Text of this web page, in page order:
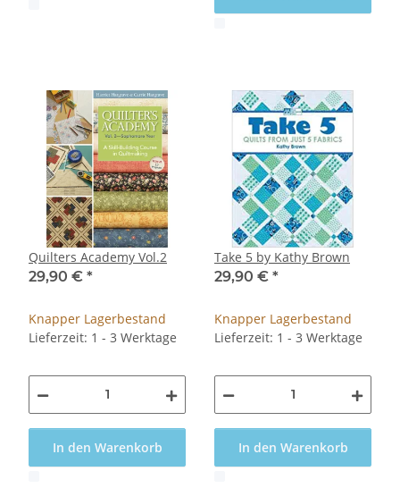
Quilters Academy Vol.2
29,90 € *
Knapper Lagerbestand
Lieferzeit: 1 - 3 Werktage
In den Warenkorb
Take 5 by Kathy Brown
29,90 € *
Knapper Lagerbestand
Lieferzeit: 1 - 3 Werktage
In den Warenkorb